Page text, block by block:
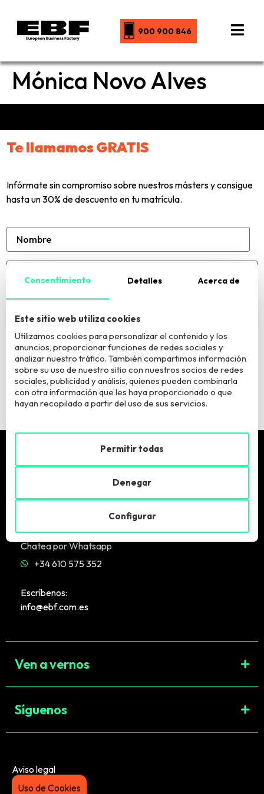
900 900 846
Mónica Novo Alves
Te llamamos GRATIS
Infórmate sin compromiso sobre nuestros másters y consigue
hasta un 30% de descuento en tu matrícula.
suprimir los datos y ejercer otros derechos según información adicional
Quiero estar informadx sobre vuestros programas y
actividades
Pide más info
Llámanos:
Chatea por Whatsapp
+34 610 575 352
Escríbenos:
info@ebf.com.es
Ven a vernos
Síguenos
Aviso legal
Consentimiento Detalles Acerca de
Este sitio web utiliza cookies
Utilizamos cookies para personalizar el contenido y los
anuncios, proporcionar funciones de redes sociales y
analizar nuestro tráfico. También compartimos información
sobre su uso de nuestro sitio con nuestros socios de redes
sociales, publicidad y análisis, quienes pueden combinarla
con otra información que les haya proporcionado o que
hayan recopilado a partir del uso de sus servicios.
Configurar
Denegar
Permitir todas
Uso de Cookies